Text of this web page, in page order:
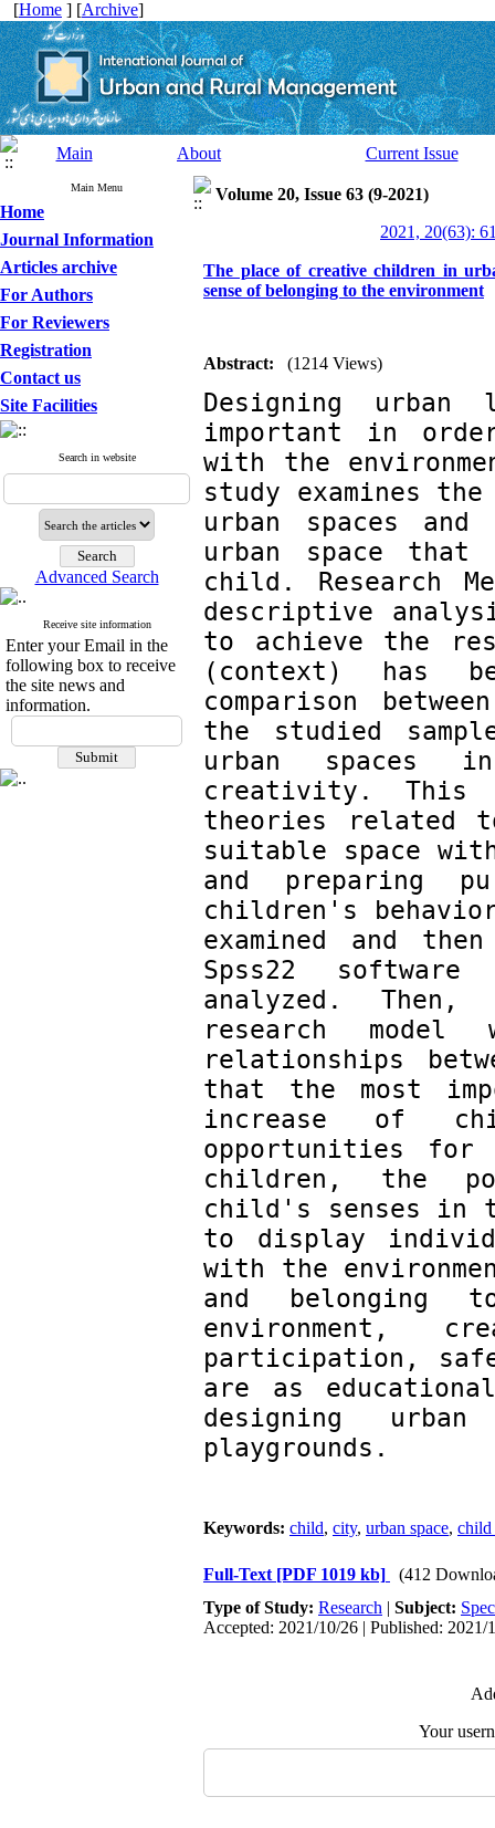
[Home ] [Archive]
Main About Current Issue
Main Menu
Home
Journal Information
Articles archive
For Authors
For Reviewers
Registration
Contact us
Site Facilities
Search in website
Advanced Search
Receive site information
Enter your Email in the
following box to receive
the site news and
information.
Volume 20, Issue 63 (9-2021)
2021, 20(63):
The place of creative children in
sense of belonging to the environment
Abstract: (1214 Views)
Designing
important in
with the
study examines
urban spaces
urban space that
child. Research
descriptive
to achieve the
(context) has
comparison
the studied
urban spaces
creativity. This
theories related
suitable space
and preparing
children's
examined and
Spss22
analyzed. Then,
research model
relationships
that the most
increase of
opportunities
children, the
child's senses in
to display
with the
and belonging
environment,
participation,
are as
designing
playgrounds.
Keywords: child, city, urban space, child
Full-Text [PDF 1019 kb]
(412
Type of Study: Research | Subject:
Accepted: 2021/10/26 | Published: 2021/
Your